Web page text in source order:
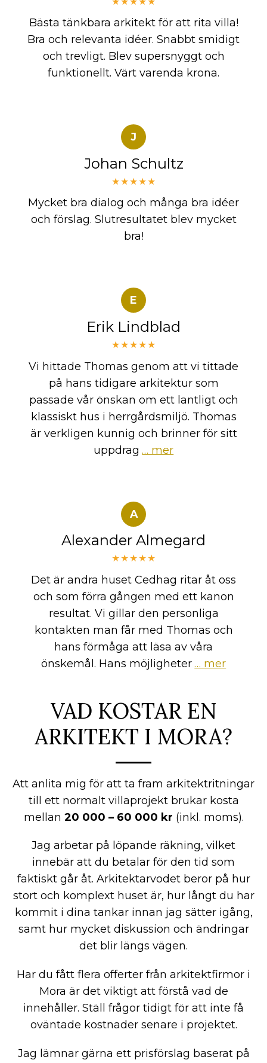
Bästa tänkbara arkitekt för att rita villa!
Bra och relevanta idéer. Snabbt smidigt
och trevligt. Blev supersnyggt och
funktionellt. Värt varenda krona.
J
Johan Schultz
★★★★★
Mycket bra dialog och många bra idéer
och förslag. Slutresultatet blev mycket
bra!
E
Erik Lindblad
★★★★★
Vi hittade Thomas genom att vi tittade
på hans tidigare arkitektur som
passade vår önskan om ett lantligt och
klassiskt hus i herrgårdsmiljö. Thomas
är verkligen kunnig och brinner för sitt
uppdrag … mer
A
Alexander Almegard
★★★★★
Det är andra huset Cedhag ritar åt oss
och som förra gången med ett kanon
resultat. Vi gillar den personliga
kontakten man får med Thomas och
hans förmåga att läsa av våra
önskemål. Hans möjligheter … mer
VAD KOSTAR EN
ARKITEKT I MORA?
Att anlita mig för att ta fram arkitektritningar
till ett normalt villaprojekt brukar kosta
mellan 20 000 – 60 000 kr (inkl. moms).
Jag arbetar på löpande räkning, vilket
innebär att du betalar för den tid som
faktiskt går åt. Arkitektarvodet beror på hur
stort och komplext huset är, hur långt du har
kommit i dina tankar innan jag sätter igång,
samt hur mycket diskussion och ändringar
det blir längs vägen.
Har du fått flera offerter från arkitektfirmor i
Mora är det viktigt att förstå vad de
innehåller. Ställ frågor tidigt för att inte få
oväntade kostnader senare i projektet.
Jag lämnar gärna ett prisförslag baserat på